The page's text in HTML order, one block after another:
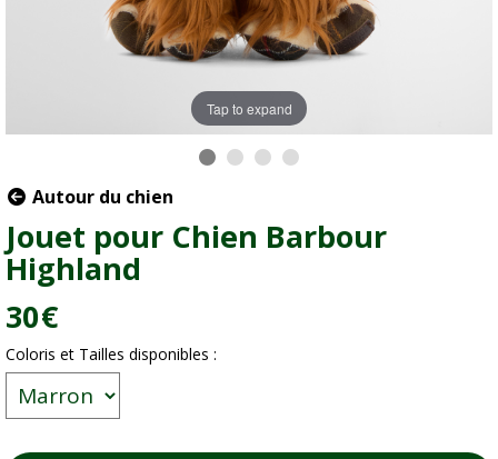
Tap to expand
Autour du chien
Jouet pour Chien Barbour
Highland
30€
Coloris et Tailles disponibles :